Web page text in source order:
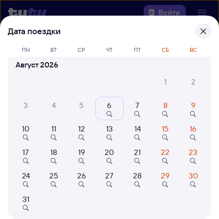
Войти
Выберите день, чтобы найтиж/д
билеты Ашулук — Пыть-Ях
42 млн путешествуют с
Когда
Кто едет
Дата поездки
ПН ВТ СР ЧТ ПТ СБ ВС
Август 2026
1
2
3 4 5 6 7 8 9
10 11 12 13 14 15 16
17 18 19 20 21 22 23
24 25 26 27 28 29 30
31